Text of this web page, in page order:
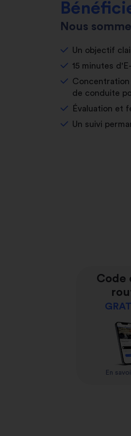
Nous
Un objectif
15 minutes
de conduite
Évaluation et
Un suivi
Code
En